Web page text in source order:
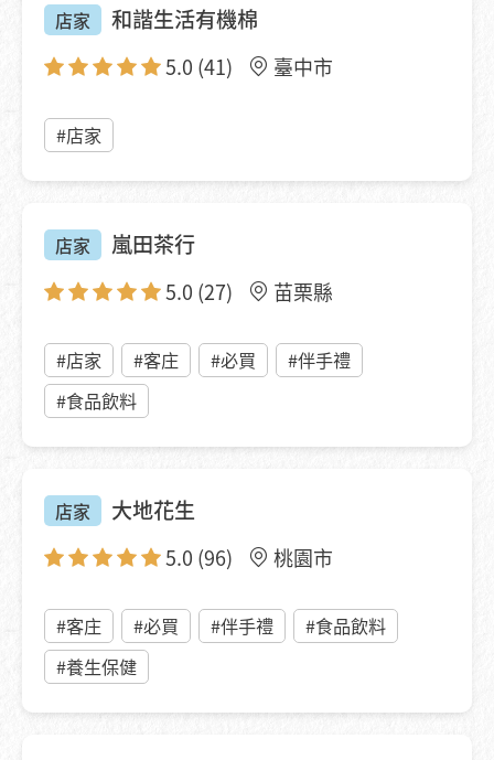
店家 和諧生活有機棉
5.0 (41) 臺中市
#店家
店家 嵐田茶行
5.0 (27) 苗栗縣
#店家 #客庄 #必買
#伴手禮
#食品飲料
店家 大地花生
5.0 (96) 桃園市
#客庄 #必買 #伴手禮
#食品飲料
#養生保健